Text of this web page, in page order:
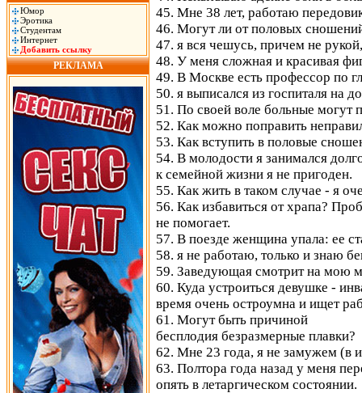
Юмор
Эротика
Студентам
Интернет
Добавить ссылку
РЕКЛАМА
45. Мне 38 лет, работаю
46. Могут ли от половых
47. я вся чешусь, причем не
48. У меня сложная и красивая
49. В Москве есть профессор по
50. я выписался из госпиталя на
51. По своей воле больные могут
52. Как можно поправить
53. Как вступить в половые
54. В молодости я занимался
к семейной жизни я не пригоден.
55. Как жить в таком случае - я
56. Как избавиться от храпа?
не помогает.
57. В поезде женщина упала: ее
58. я не работаю, только и знаю
59. Заведующая смотрит на мою
60. Куда устроиться девушке -
время очень остроумна и ищет
61. Могут быть причиной
бесплодия безразмерные плавки?
62. Мне 23 года, я не замужем (в
63. Полтора года назад у меня
опять в летаргическом состоянии.